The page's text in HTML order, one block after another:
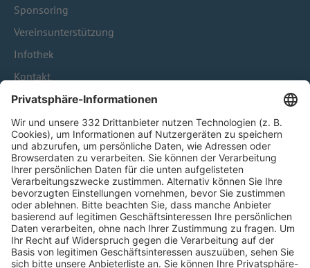
Sponsoring
Vereinsunterstützung
Infothek
Kontakt
HÄUFIG BESUCHTE SEITEN
Pässe und Vereinswechsel
Trainerausbildung
Schulungsangebot Vereinsmitarbeiter
BFV-Geschäftsstellen
Trainerbörse
Login SpielPlus